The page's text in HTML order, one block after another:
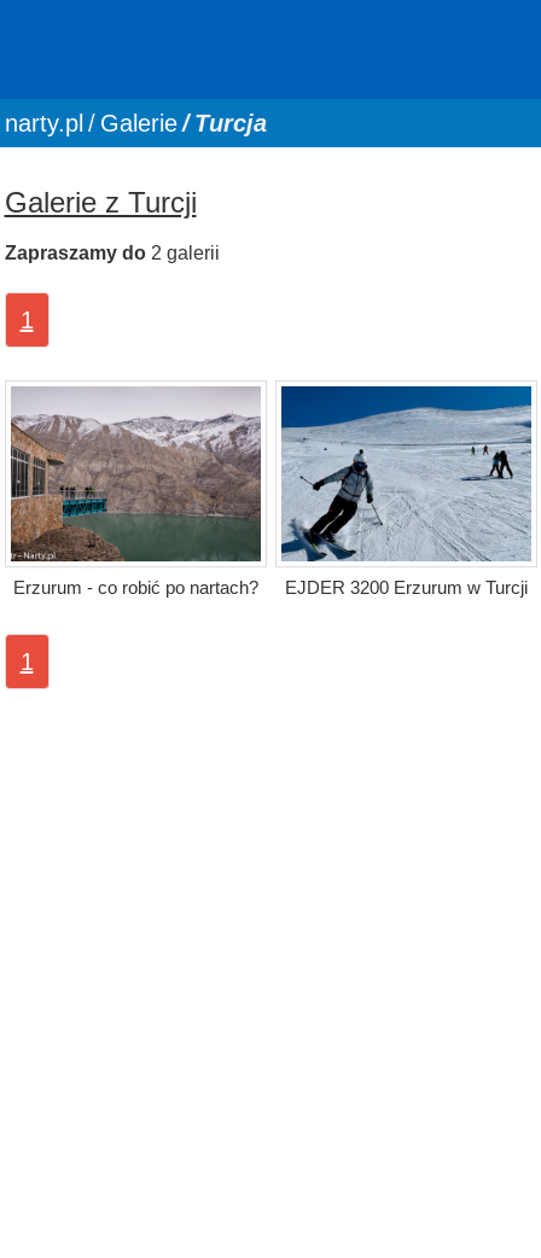
You are here:
narty.pl Galerie Turcja
Galerie z Turcji
Zapraszamy do2 galerii
1
Erzurum - co robić po nartach? EJDER 3200 Erzurum w Turcji
1